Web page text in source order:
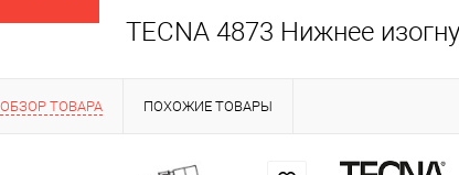
TECNA 4873 Нижнее
ОБЗОР ТОВАРА ПОХОЖИЕ ТОВАРЫ